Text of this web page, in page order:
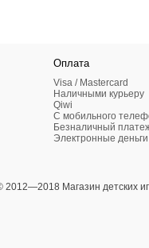
Оплата
Visa / Mastercard
Наличными курьеру
Qiwi
C мобильного
Безналичный
Электронные деньги
2012—2018 Магазин детских